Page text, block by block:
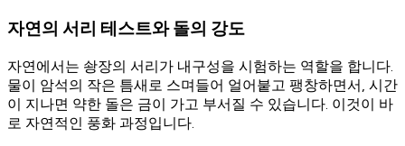
자연의 서리 테스트와 돌의 강도
자연에서는 솽장의 서리가 내구성을 시험하는 역할을 합니다.
물이 암석의 작은 틈새로 스며들어 얼어붙고 팽창하면서, 시간
이 지나면 약한 돌은 금이 가고 부서질 수 있습니다. 이것이 바
로 자연적인 풍화 과정입니다.